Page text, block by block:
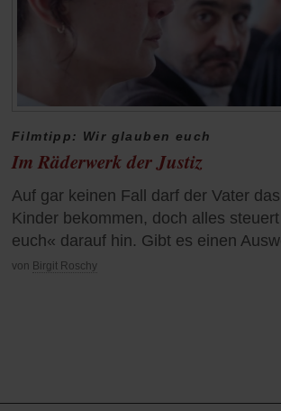
Filmtipp: Wir glauben euch
Im Räderwerk der Justiz
Auf gar keinen Fall darf der Vater
Kinder bekommen, doch alles
euch« darauf hin. Gibt es einen
von Birgit Roschy